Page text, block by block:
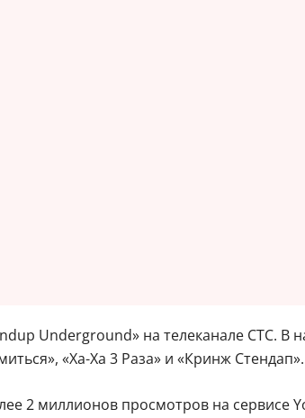
Underground» на телеканале СТС.
«Ха-Ха 3 Раза» и «Кринж Стендап».
2 миллионов просмотров на сервисе